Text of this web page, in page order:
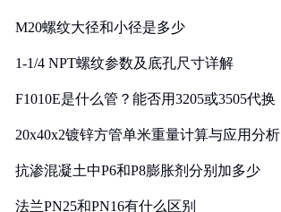
M20螺纹大径和小径是多少
1-1/4 NPT螺纹参数及底孔尺寸详解
F1010E是什么管？能否用3205或3505代换
20x40x2镀锌方管单米重量计算与应用分析
抗渗混凝土中P6和P8膨胀剂分别加多少
法兰PN25和PN16有什么区别